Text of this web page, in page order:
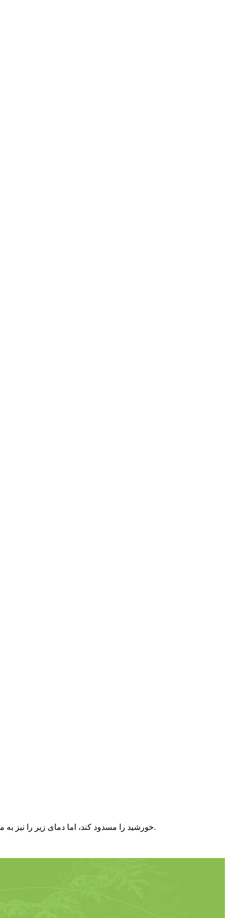
بادبان سایه دار تنفسی از پلی اتیلن با چگالی بالا ساخته شده است که می تواند اشعه مضر UV خورشید را مسدود کند، اما دمای زیر را نیز به میزان قابل توجهی کاهش می دهد.